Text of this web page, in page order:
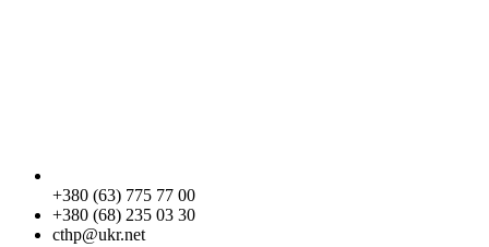
+380 (63) 775 77 00
+380 (68) 235 03 30
cthp@ukr.net